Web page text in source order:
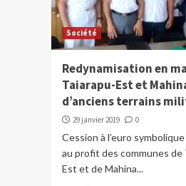
Société
Redynamisation en
Taiarapu-Est et
d’anciens terrains
29 janvier 2019 0
Cession à l’euro symbolique
au profit des communes de
Est et de Mahina...